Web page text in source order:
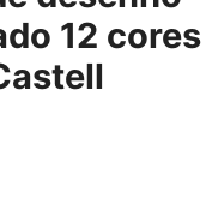
12 cores